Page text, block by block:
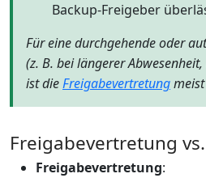
Backup-Freigeber
Für eine durchgehende oder
(z. B. bei längerer
ist dieFreigabevertretung
Freigabevertretung
Freigabevertretung: